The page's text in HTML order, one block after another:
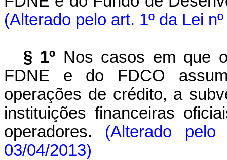
(Alterado pelo art. 1º da Lei
§ 1º Nos casos em que
FDNE e do FDCO
operações de crédito, a
instituições financeiras
operadores. (Alterado
03/04/2013)